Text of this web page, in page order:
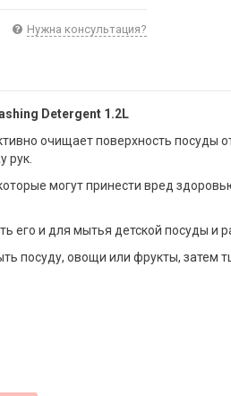
Нужна консультация?
Detergent 1.2L
очищает поверхность посуды
рук.
могут принести вред
его и для мытья детской посуды и
посуду, овощи или фрукты, затем